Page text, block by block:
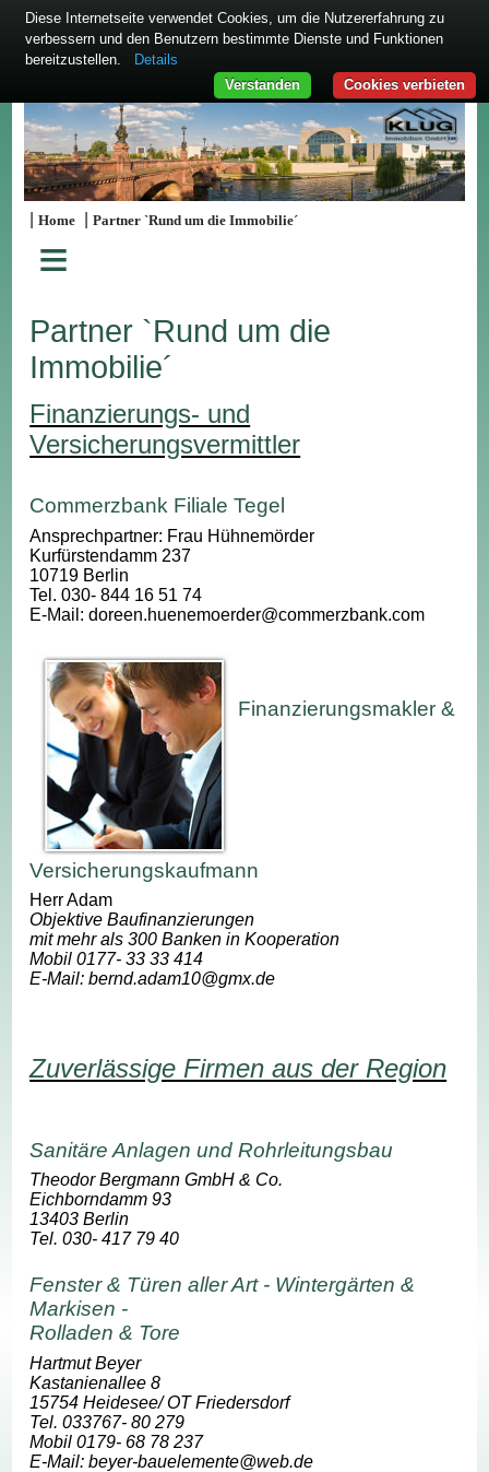
|Home |Partner `Rund um die Immobilie´
≡
Partner `Rund um die
Immobilie´
Finanzierungs- und
Versicherungsvermittler
Commerzbank Filiale Tegel
Ansprechpartner: Frau Hühnemörder
Kurfürstendamm 237
10719 Berlin
Tel. 030- 844 16 51 74
E-Mail: doreen.huenemoerder@commerzbank.com
Finanzierungsmakler &
Versicherungskaufmann
Herr Adam
Objektive Baufinanzierungen
mit mehr als 300 Banken in Kooperation
Mobil 0177- 33 33 414
E-Mail: bernd.adam10@gmx.de
Zuverlässige Firmen aus der Region
Sanitäre Anlagen und Rohrleitungsbau
Theodor Bergmann GmbH & Co.
Eichborndamm 93
13403 Berlin
Tel. 030- 417 79 40
Fenster & Türen aller Art - Wintergärten &
Markisen -
Rolladen & Tore
Hartmut Beyer
Kastanienallee 8
15754 Heidesee/ OT Friedersdorf
Tel. 033767- 80 279
Mobil 0179- 68 78 237
E-Mail: beyer-bauelemente@web.de
Diese Internetseite verwendet Cookies, um die Nutzererfahrung zu
verbessern und den Benutzern bestimmte Dienste und Funktionen
bereitzustellen.
Details
Cookies verbieten
Verstanden